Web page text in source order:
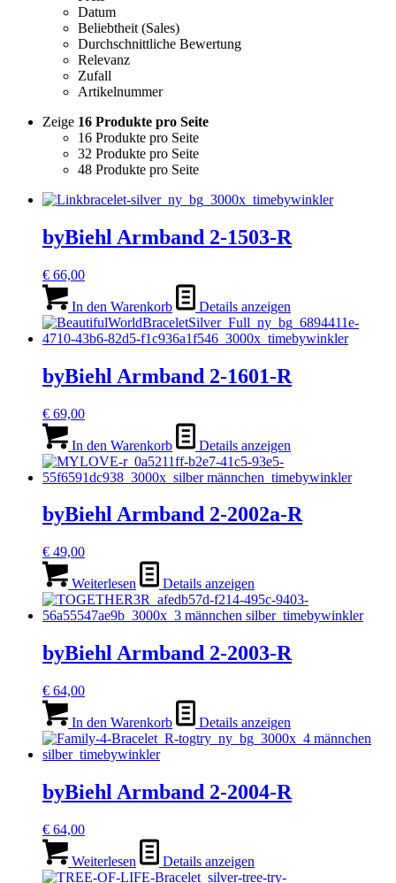
Datum
Beliebtheit (Sales)
Durchschnittliche Bewertung
Relevanz
Zufall
Artikelnummer
Zeige 16 Produkte pro Seite
16 Produkte pro Seite
32 Produkte pro Seite
48 Produkte pro Seite
byBiehl Armband 2-1503-R
€ 66,00
In den Warenkorb Details anzeigen
byBiehl Armband 2-1601-R
€ 69,00
In den Warenkorb Details anzeigen
byBiehl Armband 2-2002a-R
€ 49,00
Weiterlesen Details anzeigen
byBiehl Armband 2-2003-R
€ 64,00
In den Warenkorb Details anzeigen
byBiehl Armband 2-2004-R
€ 64,00
Weiterlesen Details anzeigen